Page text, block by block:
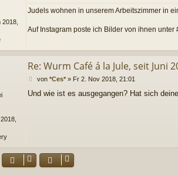
Judels wohnen in unserem Arbeitszimmer in
Auf Instagram poste ich Bilder von ihnen unter
Re: Wurm Café á la Jule, seit Juni
B
i
von *Ces*» Fr 2. Nov 2018, 21:01
Und wie ist es ausgegangen? Hat sich